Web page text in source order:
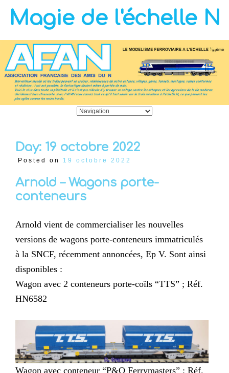
Magie de l'échelle N
Day: 19 octobre 2022
Posted on 19 octobre 2022
Arnold – Wagons porte-
conteneurs
Arnold vient de commercialiser les nouvelles
versions de wagons porte-conteneurs immatriculés
à la SNCF, récemment annoncées, Ep V. Sont ainsi
disponibles :
Wagon avec 2 conteneurs porte-coïls “TTS” ; Réf.
HN6582
Wagon avec conteneur “P&O Ferrymasters” ; Réf.